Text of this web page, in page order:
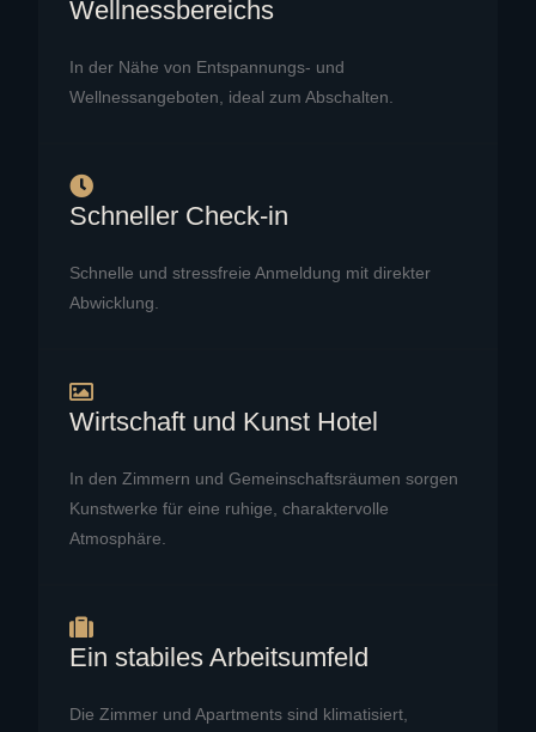
Wellnessbereichs
In der Nähe von Entspannungs- und
Wellnessangeboten, ideal zum Abschalten.
Schneller Check-in
Schnelle und stressfreie Anmeldung mit direkter
Abwicklung.
Wirtschaft und Kunst Hotel
In den Zimmern und Gemeinschaftsräumen sorgen
Kunstwerke für eine ruhige, charaktervolle
Atmosphäre.
Ein stabiles Arbeitsumfeld
Die Zimmer und Apartments sind klimatisiert,